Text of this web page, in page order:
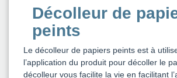
Décolleur de
peints
Le décolleur de papiers peints est à
l’application du produit pour décoller le
décolleur vous facilite la vie en facilitant